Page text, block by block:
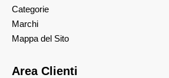
Categorie
Marchi
Mappa del Sito
Area Clienti